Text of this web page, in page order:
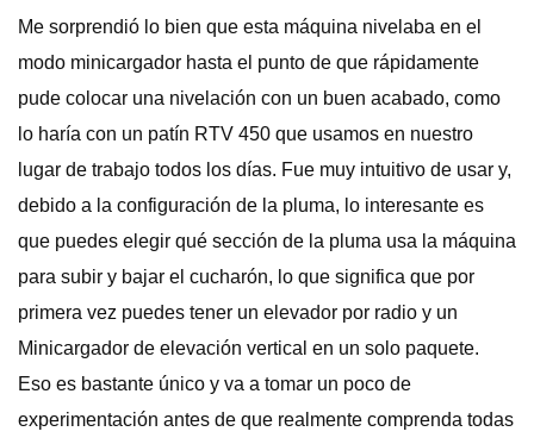
Me sorprendió lo bien que esta máquina nivelaba en el
modo minicargador hasta el punto de que rápidamente
pude colocar una nivelación con un buen acabado, como
lo haría con un patín RTV 450 que usamos en nuestro
lugar de trabajo todos los días. Fue muy intuitivo de usar y,
debido a la configuración de la pluma, lo interesante es
que puedes elegir qué sección de la pluma usa la máquina
para subir y bajar el cucharón, lo que significa que por
primera vez puedes tener un elevador por radio y un
Minicargador de elevación vertical en un solo paquete.
Eso es bastante único y va a tomar un poco de
experimentación antes de que realmente comprenda todas